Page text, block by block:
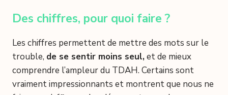
Des chiffres, pour quoi faire ?
Les chiffres permettent de mettre des mots sur le
trouble, de se sentir moins seul,et de mieux
comprendre l’ampleur du TDAH. Certains sont
vraiment impressionnants et montrent que nous ne